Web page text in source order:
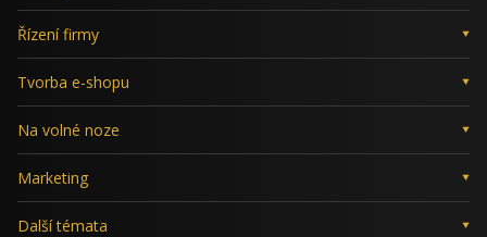
Řízení firmy
Tvorba e-shopu
Na volné noze
Marketing
Další témata